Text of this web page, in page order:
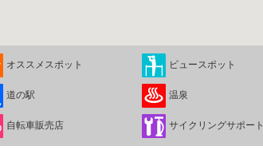
オススメスポット ビュースポット
道の駅 温泉
自転車販売店 サイクリングサポート